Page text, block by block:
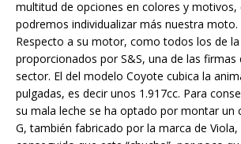
multitud de opciones en colores y motivos,
podremos individualizar más nuestra moto.
Respecto a su motor, como todos los de
proporcionados por S&S, una de las firmas
sector. El del modelo Coyote cubica la
pulgadas, es decir unos 1.917cc. Para
su mala leche se ha optado por montar un
G, también fabricado por la marca de